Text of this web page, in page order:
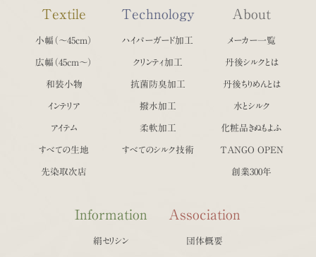
Textile
小幅（〜45cm）
広幅（45cm〜）
和装小物
インテリア
アイテム
すべての生地
先染取次店
Technology
ハイパーガード加工
クリンティ加工
抗菌防臭加工
撥水加工
柔軟加工
すべてのシルク技術
About
メーカー一覧
丹後シルクとは
丹後ちりめんとは
水とシルク
化粧品きぬもよふ
TANGO OPEN
創業300年
Information
絹セリシン
Association
団体概要